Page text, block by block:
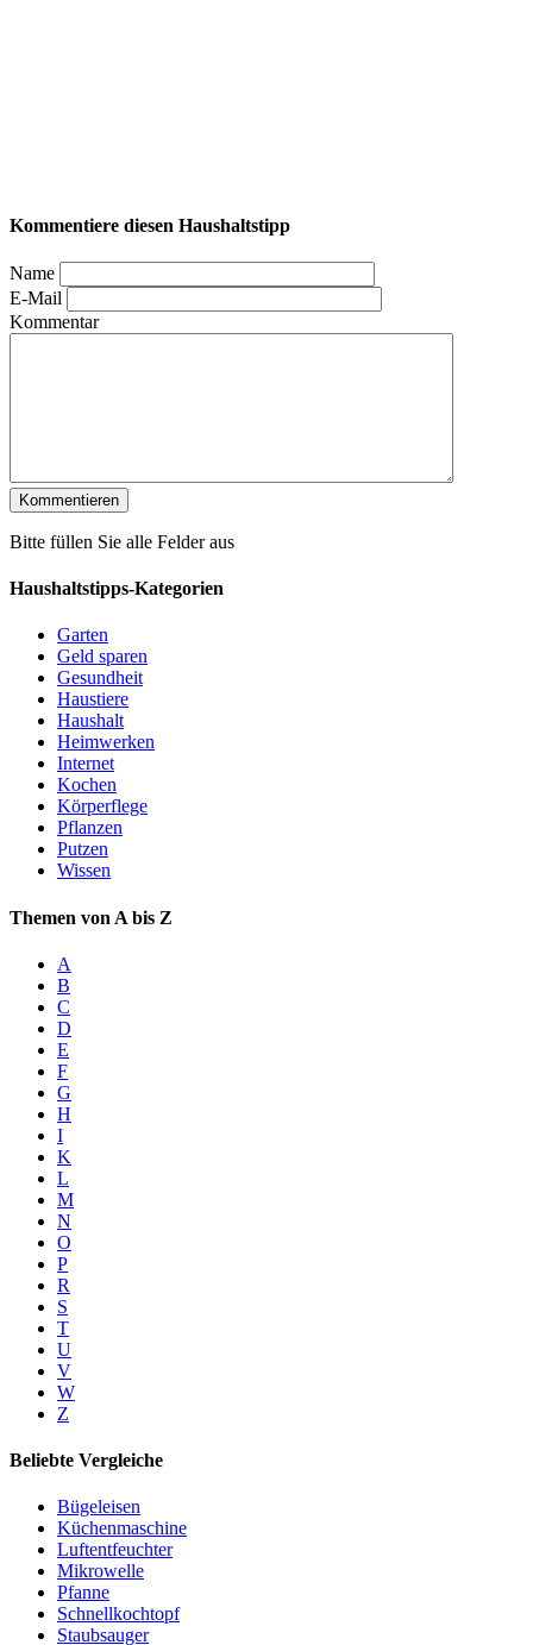
Kommentiere diesen Haushaltstipp
Name
E-Mail
Kommentar
Bitte füllen Sie alle Felder aus
Haushaltstipps-Kategorien
Garten
Geld sparen
Gesundheit
Haustiere
Haushalt
Heimwerken
Internet
Kochen
Körperflege
Pflanzen
Putzen
Wissen
Themen von A bis Z
A
B
C
D
E
F
G
H
I
K
L
M
N
O
P
R
S
T
U
V
W
Z
Beliebte Vergleiche
Bügeleisen
Küchenmaschine
Luftentfeuchter
Mikrowelle
Pfanne
Schnellkochtopf
Staubsauger